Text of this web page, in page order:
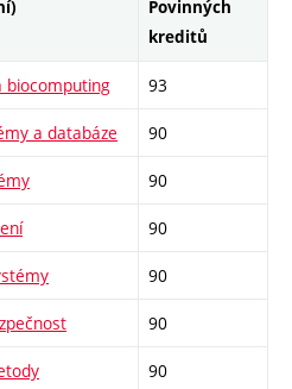
Povinných
kreditů
biocomputing 93
a databáze 90
90
90
90
90
90